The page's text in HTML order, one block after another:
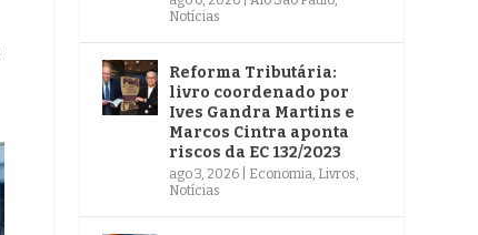
Notícias
Reforma Tributária:
livro coordenado por
Ives Gandra Martins e
Marcos Cintra aponta
riscos da EC 132/2023
ago 3, 2026 Economia, Livros,
Notícias